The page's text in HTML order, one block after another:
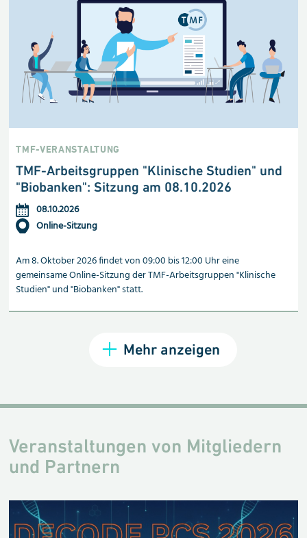
TMF-VERANSTALTUNG
TMF-Arbeitsgruppen "Klinische Studien" und
"Biobanken": Sitzung am 08.10.2026
08.10.2026
Online-Sitzung
Am 8. Oktober 2026 findet von 09:00 bis 12:00 Uhr eine
gemeinsame Online-Sitzung der TMF-Arbeitsgruppen "Klinische
Studien" und "Biobanken" statt.
Mehr anzeigen
Veranstaltungen von Mitgliedern
und Partnern